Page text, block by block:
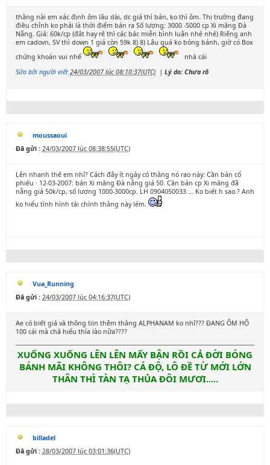
thằng nài em xác định ôm lâu dài, dc giá thì bán, ko thì ôm. Thị trường đang
điều chỉnh ko phải là thời điểm bán ra Số lượng: 3000 -5000 cp Xi măng Đà
Nẵng. Giá: 60k/cp (đắt hay rẻ thì các bác miễn bình luận nhé nhé) Riêng anh
em cadovn, SV thì down 1 giá còn 59k 8) 8) Lâu quá ko bóng bánh, giờ có Box
chứng khoán vui nhể
nhà cái
Sửa bởi người viết 24/03/2007 lúc 08:10:37(UTC) | Lý do: Chưa rõ
moussaoui
Đã gửi : 24/03/2007 lúc 08:38:55(UTC)
Lên nhanh thế em nhỉ? Cách đây ít ngày có thằng nó rao này: Cần bán cổ
phiếu · 12-03-2007: bán Xi măng Đà nẵng giá 50. Cần bán cp Xi măng đã
nẵng giá 50k/cp, số lượng 1000-3000cp. LH 0904050033 ... Ko biết h sao.? Anh
ko hiểu tình hình tài chính thằng này lém.
Vua_Running
Đã gửi : 24/03/2007 lúc 04:16:37(UTC)
Ae có biết giá và thông tiin thêm thằng ALPHANAM ko nhỉ??? ĐANG ÔM HỘ
100 cái mà chả hiểu thía lào nữa????
XUỐNG XUỐNG LÊN LÊN MẤY BẬN RỒI CẢ ĐỜI BÓNG
BÁNH MÃI KHÔNG THÔI? CÁ ĐỘ, LÔ ĐỀ TỪ MỚI LỚN
THÂN THÌ TÀN TẠ THỦA ĐÔI MƯƠI.....
billadel
Đã gửi : 28/03/2007 lúc 03:01:36(UTC)